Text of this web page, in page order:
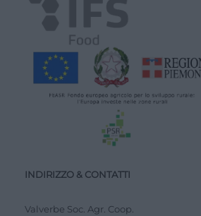
INDIRIZZO & CONTATTI
Valverbe Soc. Agr. Coop.